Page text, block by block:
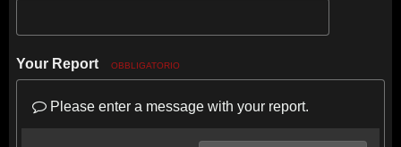
Your Report OBBLIGATORIO
Please enter a message with your report.